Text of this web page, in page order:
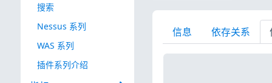
搜索
Nessus 系列
WAS 系列
插件系列介绍
信息 依存关系